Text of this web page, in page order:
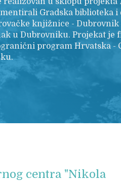
Gradska biblioteka
knjižnice - Dubrovnik
u Dubrovniku. Projekat je
program Hrvatska -
centra "Nikola